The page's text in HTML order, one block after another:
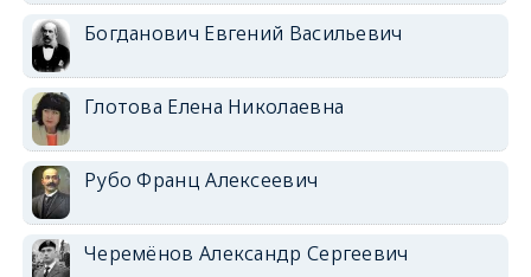
Богданович Евгений Васильевич
Глотова Елена Николаевна
Рубо Франц Алексеевич
Черемёнов Александр Сергеевич